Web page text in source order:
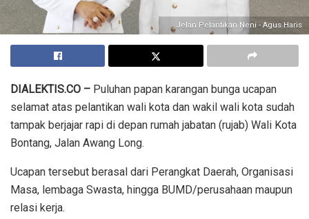
Jelan Pelantikan Neni - Agus Haris
DIALEKTIS.CO – Puluhan papan karangan bunga ucapan
selamat atas pelantikan wali kota dan wakil wali kota sudah
tampak berjajar rapi di depan rumah jabatan (rujab) Wali Kota
Bontang, Jalan Awang Long.
Ucapan tersebut berasal dari Perangkat Daerah, Organisasi
Masa, lembaga Swasta, hingga BUMD/perusahaan maupun
relasi kerja.